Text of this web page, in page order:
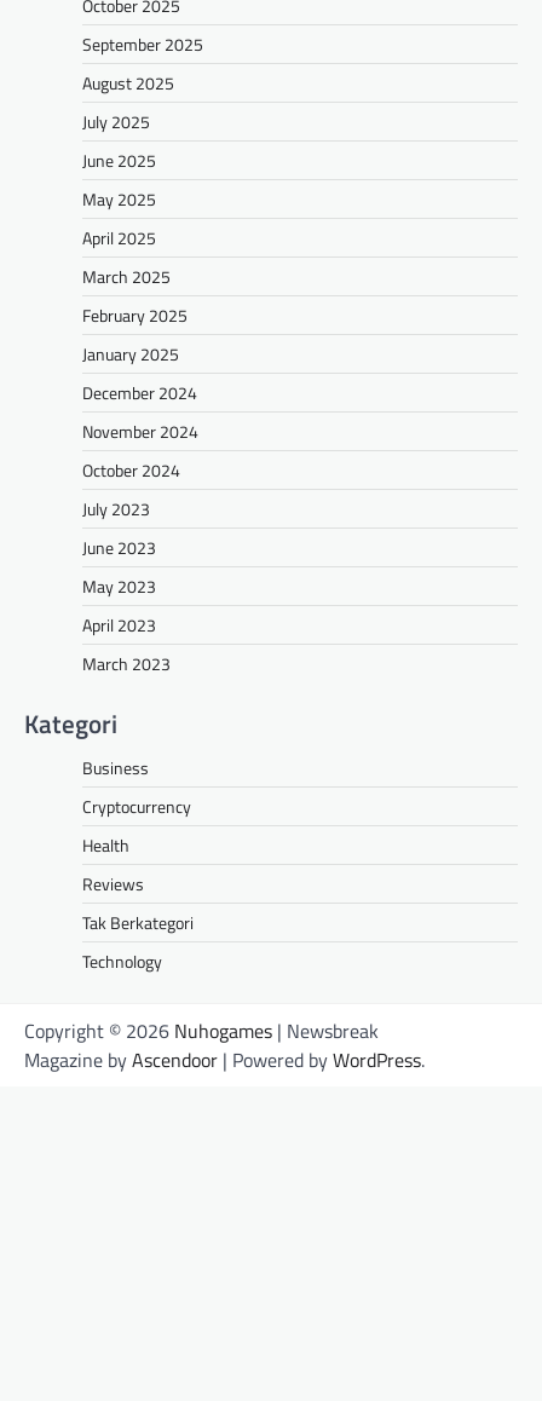
October 2025
September 2025
August 2025
July 2025
June 2025
May 2025
April 2025
March 2025
February 2025
January 2025
December 2024
November 2024
October 2024
July 2023
June 2023
May 2023
April 2023
March 2023
Kategori
Business
Cryptocurrency
Health
Reviews
Tak Berkategori
Technology
Copyright © 2026 Nuhogames | Newsbreak
Magazine byAscendoor | Powered byWordPress.